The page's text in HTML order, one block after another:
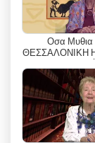
目保持联系
欢的电视剧
能为
Egnatia 电
统电视观看
有线电视或
道内容。这
名度，使
Οσα Μυθια
ΘΕΣΣΑΛΟΝΙΚΗ